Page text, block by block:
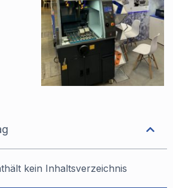
kein Inhaltsverzeichnis